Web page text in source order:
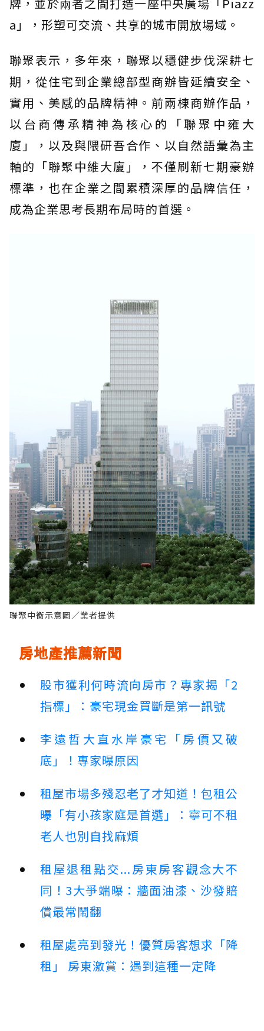
a」，形塑可交流、共享的城市開放場域。
聯聚表示，多年來，聯聚以穩健步伐深耕七
期，從住宅到企業總部型商辦皆延續安全、
實用、美感的品牌精神。前兩棟商辦作品，
以台商傳承精神為核心的「聯聚中雍大
廈」，以及與隈研吾合作、以自然語彙為主
軸的「聯聚中維大廈」，不僅刷新七期豪辦
標準，也在企業之間累積深厚的品牌信任，
成為企業思考長期布局時的首選。
聯聚中衡示意圖／業者提供
房地產推薦新聞
股市獲利何時流向房市？專家揭「2
指標」：豪宅現金買斷是第一訊號
李遠哲大直水岸豪宅「房價又破
底」！專家曝原因
租屋市場多殘忍老了才知道！包租公
曝「有小孩家庭是首選」：寧可不租
老人也別自找麻煩
租屋退租點交...房東房客觀念大不
同！3大爭端曝：牆面油漆、沙發賠
償最常鬧翻
租屋處亮到發光！優質房客想求「降
租」 房東激賞：遇到這種一定降